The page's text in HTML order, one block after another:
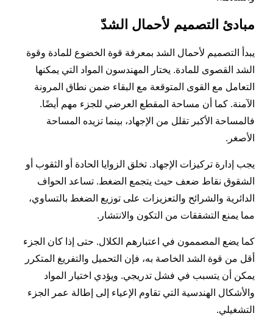
مبادئ التصميم لأحمال الشدّ
يبدأ التصميم لأحمال الشد بمعرفة قوة الخضوع للمادة وقوة
الشد القصوى للمادة. يختار المهندسون المواد التي يمكنها
التعامل مع القوى المتوقعة مع البقاء ضمن نطاق المرونة
الآمنة. كما أن مساحة المقطع العرضي للجزء مهم أيضًا.
فالمساحة الأكبر تقلل من الإجهاد، بينما تزيده المساحة
الأصغر.
يجب إدارة تركيزات الإجهاد. تخلق الزوايا الحادة أو الثقوب أو
الشقوق نقاط ضعف حيث يتجمع الضغط. تساعد الحواف
الدائرية والشرائح والتعزيزات على توزيع الضغط بالتساوي،
مما يمنع التشققات من التكون والانتشار.
كما يضع المصممون في اعتبارهم الكلال. حتى إذا كان الجزء
أقل من قوة الشد الخاصة به، فإن التحميل والتفريغ المتكرر
يمكن أن يتسبب في فشل تدريجي. ويؤدي اختيار المواد
والأشكال الهندسية التي تقاوم الإعياء إلى إطالة عمر الجزء
التشغيلي.